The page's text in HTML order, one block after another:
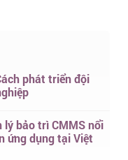
phát triển đội
lý bảo trì CMMS nổi
ứng dụng tại Việt